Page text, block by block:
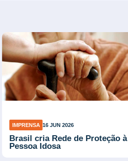
IMPRENSA 16 JUN 2026
Brasil cria Rede de Proteção à
Pessoa Idosa